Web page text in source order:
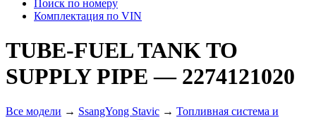
Поиск по номеру
Комплектация по VIN
TUBE-FUEL TANK TO
SUPPLY PIPE— 2274121020
Все модели → SsangYong Stavic → Топливная система и